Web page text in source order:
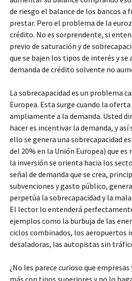
de riesgo el balance de los bancos a
prestar. Pero el problema de la
crédito. No es sorprendente, si
previo de saturación y de
que se bajen los tipos de interés y
demanda de crédito solvente no
La sobrecapacidad es un problema
Europea. Esta surge cuando la
ampliamente a la demanda. Usted
hacer es incentivar la demanda, y así
ello se genera una sobrecapacidad
del 20% en la Unión Europea) que
la inversión se orienta hacia los
señal de demanda que se crea,
subvenciones y gasto público,
perpetúa la sobrecapacidad y la
El lector lo entenderá
ejemplos como la burbuja de las
ciclos combinados, los aeropuertos
desaladoras, las autopistas sin
¿No les parece curioso que
más con tipos superiores y no lo